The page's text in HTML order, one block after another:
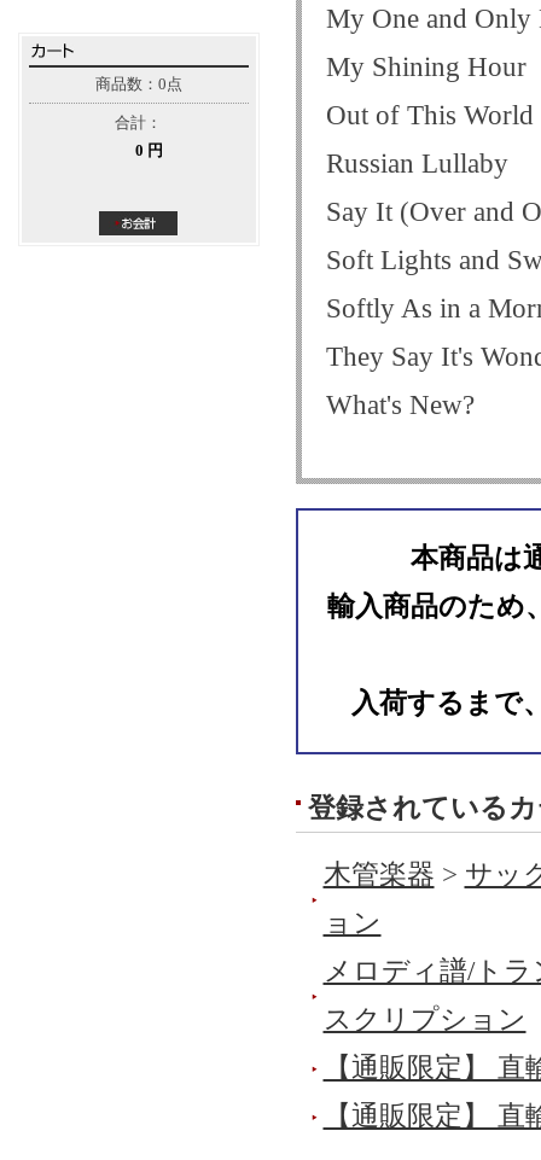
商品数：0点
合計：
0 円
My One and Only
My Shining Hour
Out of This World
Russian Lullaby
Say It (Over and
Soft Lights and
Softly As in a
They Say It's
What's New?
本商品は
輸入商品のため
入荷するまで
登録されている
木管楽器 > サッ
ョン
メロディ譜/ト
スクリプション
【通販限定】 直
【通販限定】 直